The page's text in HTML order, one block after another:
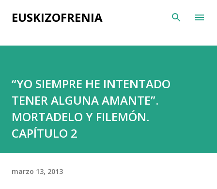
Ir al contenido principal
EUSKIZOFRENIA
“YO SIEMPRE HE INTENTADO
TENER ALGUNA AMANTE”.
MORTADELO Y FILEMÓN.
CAPÍTULO 2
marzo 13, 2013